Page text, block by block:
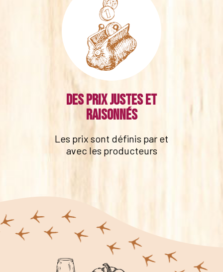
Des prix justes et
raisonnés
Les prix sont définis par et
avec les producteurs